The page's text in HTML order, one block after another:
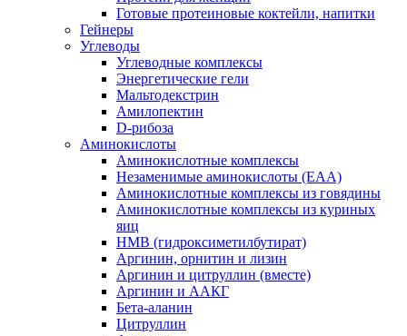
Готовые протеиновые коктейли, напитки
Гейнеры
Углеводы
Углеводные комплексы
Энергетические гели
Мальтодекстрин
Амилопектин
D-рибоза
Аминокислоты
Аминокислотные комплексы
Незаменимые аминокислоты (EAA)
Аминокислотные комплексы из говядины
Аминокислотные комплексы из куриных
яиц
HMB (гидроксиметилбутират)
Аргинин, орнитин и лизин
Аргинин и цитруллин (вместе)
Аргинин и ААКГ
Бета-аланин
Цитруллин